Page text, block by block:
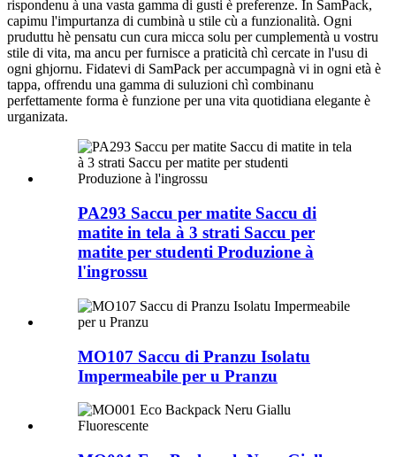
rispondenu à una vasta gamma di gusti è preferenze. In SamPack,
capimu l'impurtanza di cumbinà u stile cù a funzionalità. Ogni
pruduttu hè pensatu cun cura micca solu per cumplementà u vostru
stile di vita, ma ancu per furnisce a praticità chì cercate in l'usu di
ogni ghjornu. Fidatevi di SamPack per accumpagnà vi in ​​ogni età è
tappa, offrendu una gamma di suluzioni chì combinanu
perfettamente forma è funzione per una vita quotidiana elegante è
urganizata.
PA293 Saccu per matite Saccu di
matite in tela à 3 strati Saccu per
matite per studenti Produzione à
l'ingrossu
MO107 Saccu di Pranzu Isolatu
Impermeabile per u Pranzu